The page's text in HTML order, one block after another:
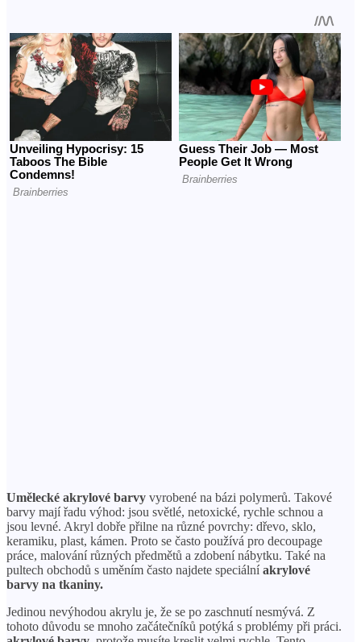
Umělecké akrylové barvy vyrobené na bázi polymerů. Takové
barvy mají řadu výhod: jsou světlé, netoxické, rychle schnou a
jsou levné. Akryl dobře přilne na různé povrchy: dřevo, sklo,
keramiku, plast, kámen. Proto se často používá pro decoupage
práce, malování různých předmětů a zdobení nábytku. Také na
pultech obchodů s uměním často najdete speciálníakrylové
barvy na tkaniny.
Jedinou nevýhodou akrylu je, že se po zaschnutí nesmývá. Z
tohoto důvodu se mnoho začátečníků potýká s problémy při práci.